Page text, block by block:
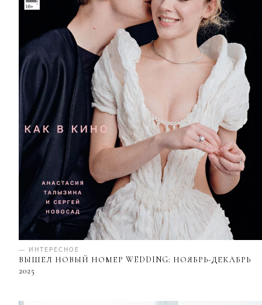
— ИНТЕРЕСНОЕ
ВЫШЕЛ НОВЫЙ НОМЕР WEDDING: НОЯБРЬ-ДЕКАБРЬ
2025